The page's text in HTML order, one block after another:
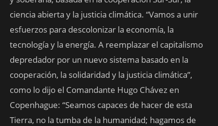
ciencia abierta y la justicia climática. “Vamos a unir
esfuerzos para descolonizar la economía, la
tecnología y la energía. A reemplazar el capitalismo
depredador por un nuevo sistema basado en la
cooperación, la solidaridad y la justicia climática”,
como lo dijo el Comandante Hugo Chávez en
Copenhague: “Seamos capaces de hacer de esta
Tierra, no la tumba de la humanidad; hagamos de